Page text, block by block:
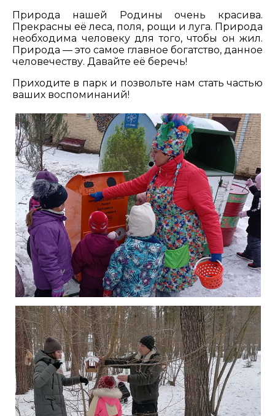
Природа нашей Родины очень красива.
Прекрасны её леса, поля, рощи и луга. Природа
необходима человеку для того, чтобы он жил.
Природа — это самое главное богатство, данное
человечеству. Давайте её беречь!
Приходите в парк и позвольте нам стать частью
ваших воспоминаний!